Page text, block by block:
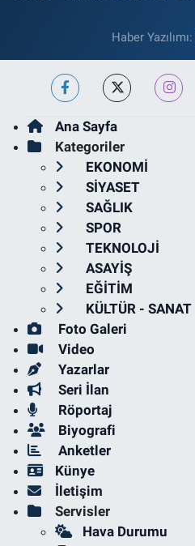
Haber Yazılımı:
Ana Sayfa
Kategoriler
EKONOMİ
SİYASET
SAĞLIK
SPOR
TEKNOLOJİ
ASAYİŞ
EĞİTİM
KÜLTÜR - SANAT
Foto Galeri
Video
Yazarlar
Seri İlan
Röportaj
Biyografi
Anketler
Künye
İletişim
Servisler
Hava Durumu